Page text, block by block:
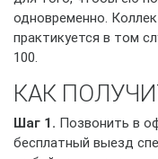
одновременно.
практикуется в том
100.
КАК
Шаг 1. Позвонить в
бесплатный выезд